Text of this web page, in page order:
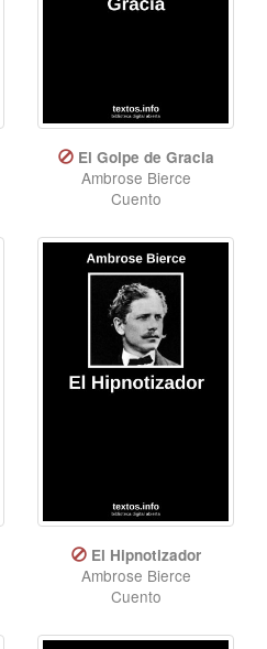
El Golpe de Gracia
Ambrose Bierce
Cuento
El Hipnotizador
Ambrose Bierce
Cuento